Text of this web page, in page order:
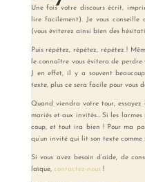
Une fois votre discours écrit,
lire facilement). Je vous conseille
(vous éviterez ainsi bien des
Puis répétez, répétez, répétez !
le connaître vous évitera de perdre
J en effet, il y a souvent
texte, plus ce sera facile pour vous
Quand viendra votre tour, essayez
mariés et aux invités… Si les
coup, et tout ira bien ! Pour ma
qu’un invité qui lit son texte comme
Si vous avez besoin d’aide, de
laïque, contactez-nous!